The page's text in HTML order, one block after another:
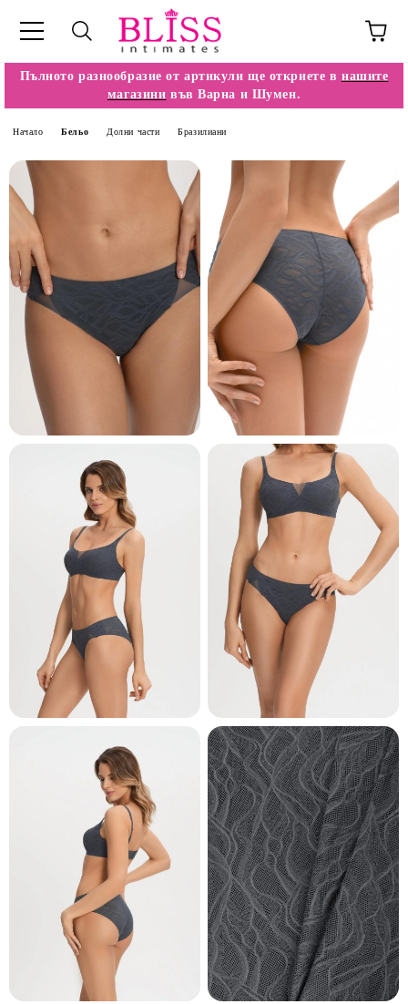
Пълното разнообразие от артикули ще откриете в нашите
магазини във Варна и Шумен.
Начало Бельо Долни части Бразилиани